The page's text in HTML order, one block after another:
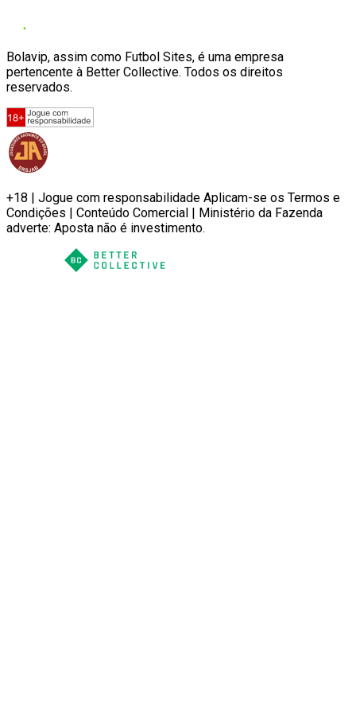
Bolavip, assim como Futbol Sites, é uma empresa
pertencente à Better Collective. Todos os direitos
reservados.
+18 | Jogue com responsabilidade Aplicam-se os Termos e
Condições | Conteúdo Comercial | Ministério da Fazenda
adverte: Aposta não é investimento.